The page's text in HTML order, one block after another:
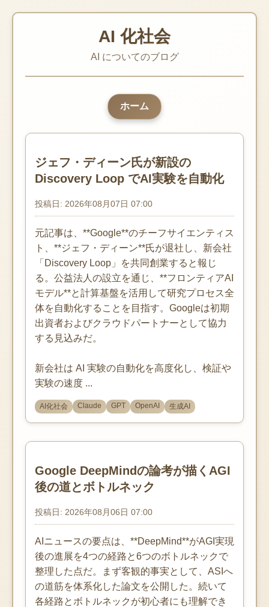
AI 化社会
AI についてのブログ
ホーム
ジェフ・ディーン氏が新設の
Discovery Loop でAI実験を自動化
投稿日: 2026年08月07日 07:00
元記事は、**Google**のチーフサイエンティス
ト、**ジェフ・ディーン**氏が退社し、新会社
「Discovery Loop」を共同創業すると報じ
る。公益法人の設立を通じ、**フロンティアAI
モデル**と計算基盤を活用して研究プロセス全
体を自動化することを目指す。Googleは初期
出資者およびクラウドパートナーとして協力
する見込みだ。
新会社は AI 実験の自動化を高度化し、検証や
実験の速度 ...
AI化社会 Claude GPT OpenAI 生成AI
Google DeepMindの論考が描くAGI
後の道とボトルネック
投稿日: 2026年08月06日 07:00
AIニュースの要点は、**DeepMind**がAGI実現
後の進展を4つの経路と6つのボトルネックで
整理した点だ。まず客観的事実として、ASIへ
の道筋を体系化した論文を公開した。続いて
各経路とボトルネックが初心者にも理解でき